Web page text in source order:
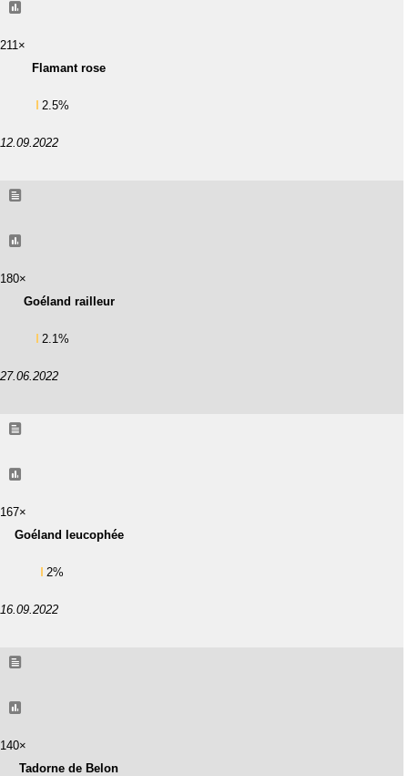
211×
Flamant rose
2.5%
12.09.2022
180×
Goéland railleur
2.1%
27.06.2022
167×
Goéland leucophée
2%
16.09.2022
140×
Tadorne de Belon